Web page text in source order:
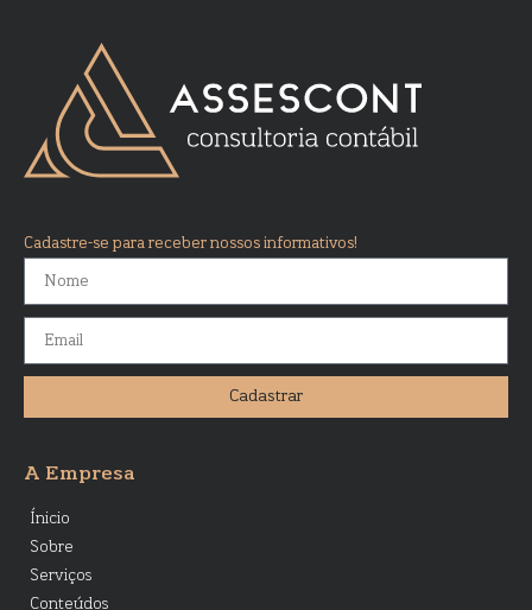
Cadastre-se para receber nossos informativos!
Cadastrar
A Empresa
Ínicio
Sobre
Serviços
Conteúdos